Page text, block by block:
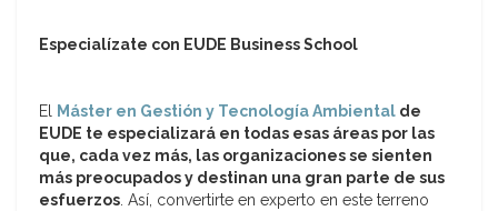
Especialízate con EUDE Business School
El Máster en Gestión y Tecnología Ambiental de
EUDE te especializará en todas esas áreas por las
que, cada vez más, las organizaciones se sienten
más preocupados y destinan una gran parte de sus
esfuerzos. Así, convertirte en experto en este terreno